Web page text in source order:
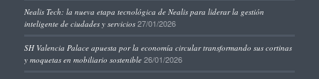
Nealis Tech: la nueva etapa tecnológica de Nealis para liderar la gestión
inteligente de ciudades y servicios 27/01/2026
SH Valencia Palace apuesta por la economía circular transformando sus cortinas
y moquetas en mobiliario sostenible 26/01/2026